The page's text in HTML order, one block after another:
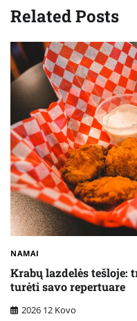
Related Posts
NAMAI
Krabų lazdelės tešloje:
turėti savo repertuare
2026 12 Kovo